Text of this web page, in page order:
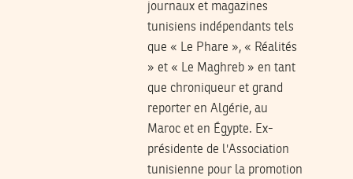
journaux et magazines
tunisiens indépendants tels
que « Le Phare », « Réalités
» et « Le Maghreb » en tant
que chroniqueur et grand
reporter en Algérie, au
Maroc et en Égypte. Ex-
présidente de l'Association
tunisienne pour la promotion